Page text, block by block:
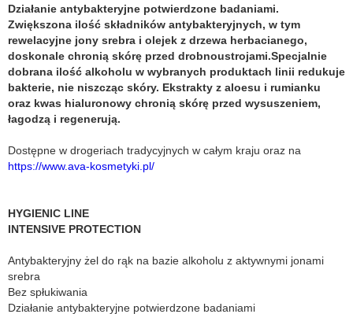
Działanie antybakteryjne potwierdzone badaniami.
Zwiększona ilość składników antybakteryjnych, w tym
rewelacyjne jony srebra i olejek z drzewa herbacianego,
doskonale chronią skórę przed drobnoustrojami.Specjalnie
dobrana ilość alkoholu w wybranych produktach linii redukuje
bakterie, nie niszcząc skóry. Ekstrakty z aloesu i rumianku
oraz kwas hialuronowy chronią skórę przed wysuszeniem,
łagodzą i regenerują.
Dostępne w drogeriach tradycyjnych w całym kraju oraz na
https://www.ava-kosmetyki.pl/
HYGIENIC LINE
INTENSIVE PROTECTION
Antybakteryjny żel do rąk na bazie alkoholu z aktywnymi jonami
srebra
Bez spłukiwania
Działanie antybakteryjne potwierdzone badaniami